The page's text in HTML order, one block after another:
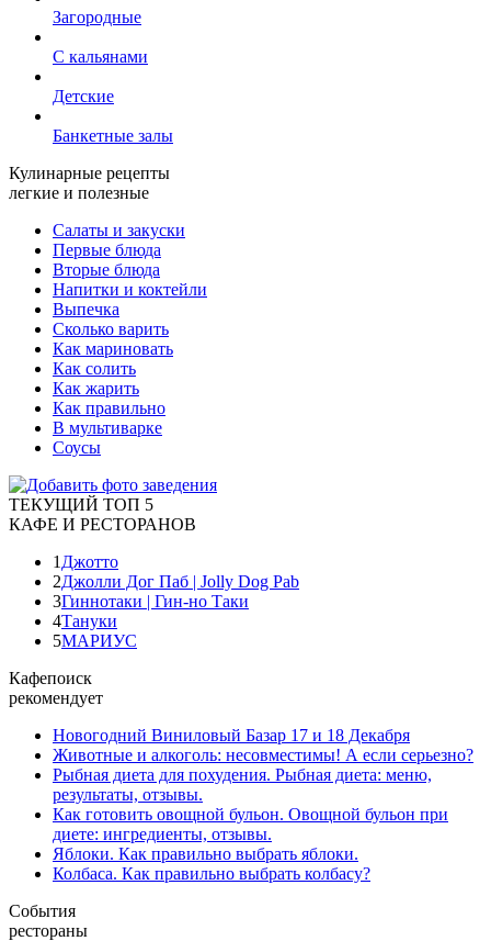
Загородные
С кальянами
Детские
Банкетные залы
Кулинарные рецепты
легкие и полезные
Салаты и закуски
Первые блюда
Вторые блюда
Напитки и коктейли
Выпечка
Сколько варить
Как мариновать
Как солить
Как жарить
Как правильно
В мультиварке
Соусы
ТЕКУЩИЙ ТОП 5
КАФЕ И РЕСТОРАНОВ
1 Джотто
2Джолли Дог Паб | Jolly Dog Pab
3Гиннотаки | Гин-но Таки
4Тануки
5МАРИУС
Кафепоиск
рекомендует
Новогодний Виниловый Базар 17 и 18 Декабря
Животные и алкоголь: несовместимы! А если серьезно?
Рыбная диета для похудения. Рыбная диета: меню,
результаты, отзывы.
Как готовить овощной бульон. Овощной бульон при
диете: ингредиенты, отзывы.
Яблоки. Как правильно выбрать яблоки.
Колбаса. Как правильно выбрать колбасу?
События
рестораны